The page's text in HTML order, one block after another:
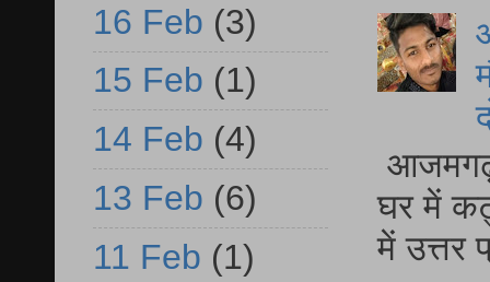
घर में
में
16 Feb (3)
15 Feb (1)
14 Feb (4)
13 Feb (6)
11 Feb (1)